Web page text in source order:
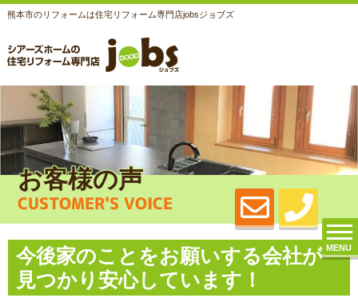
熊本市のリフォームは住宅リフォーム専門店jobsジョブズ
MENU
お客様の声
CUSTOMER'S VOICE
今後家のことをお願いする会社が
見つかり安心しています！